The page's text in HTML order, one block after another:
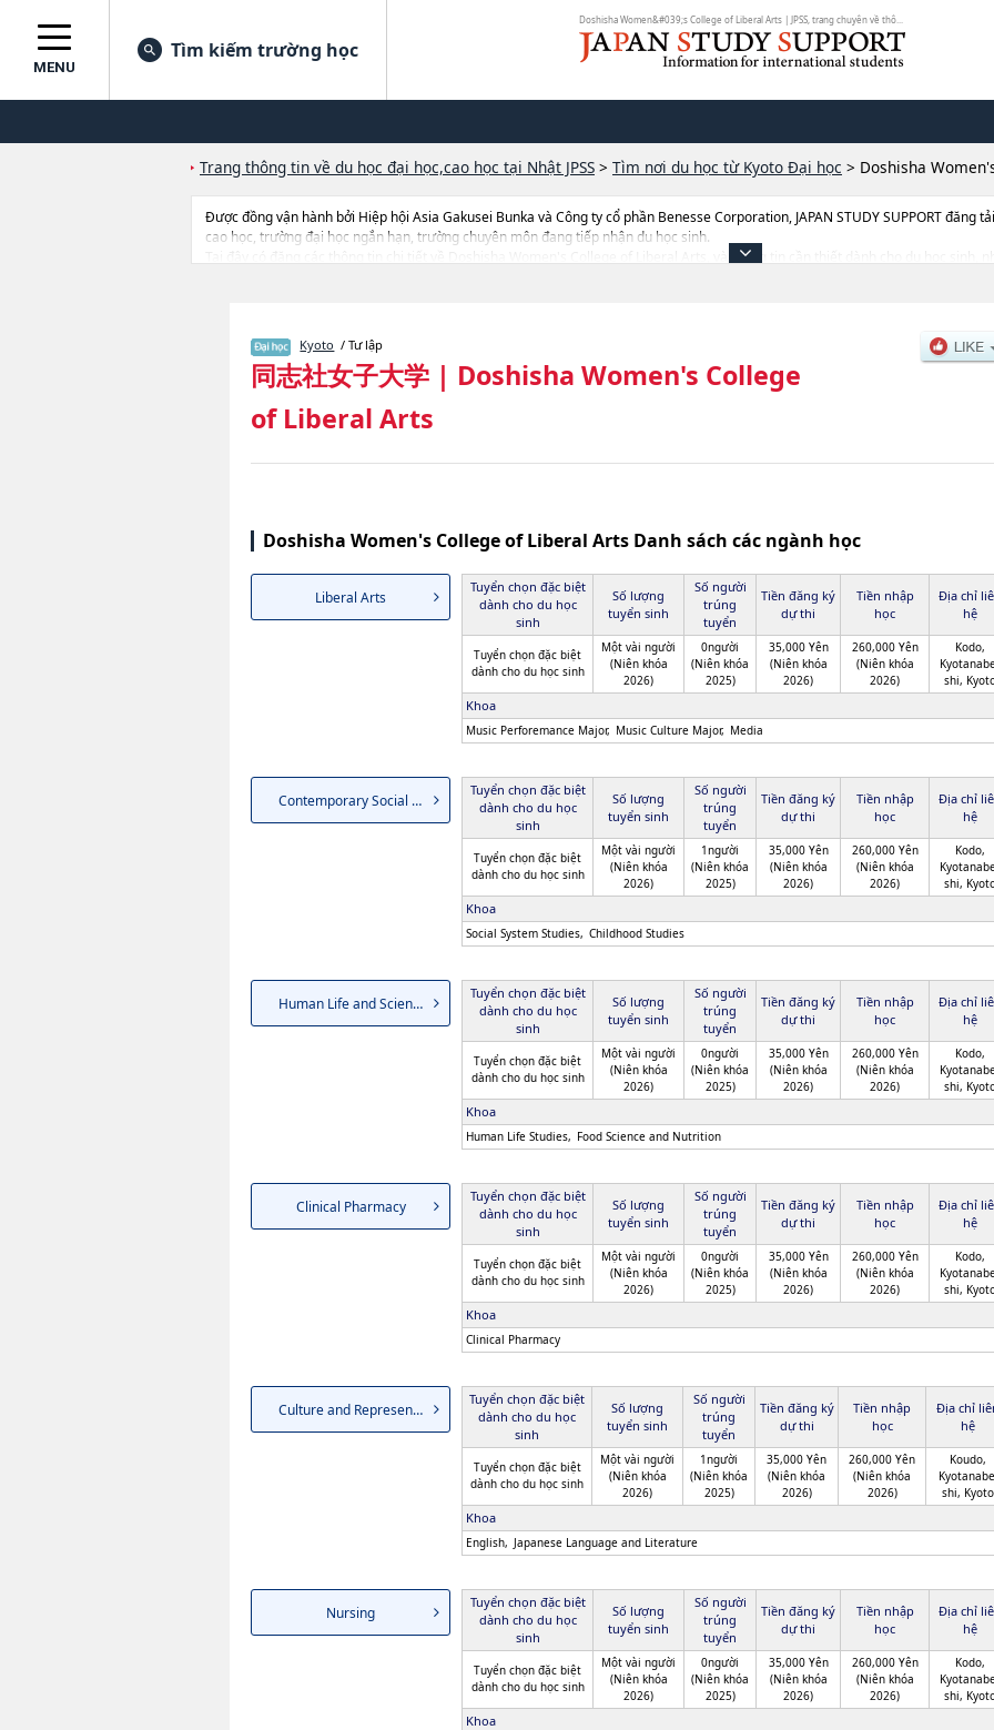
Doshisha Women&#039;s College of Liberal Arts | JPSS, trang chuyên về thô...
MENU
Tìm kiếm trường học
Trang thông tin về du học đại học,cao học tại Nhật JPSS > Tìm nơi du học từ Kyoto Đại học > Doshisha
Được đồng vận hành bởi Hiệp hội Asia Gakusei Bunka và Công ty cổ phần Benesse Corporation, JAPAN STUDY SUPPORT đăng
cao học, trường đại học ngắn hạn, trường chuyên môn đang tiếp nhận du học sinh.
Tại đây có đăng các thông tin chi tiết về Doshisha Women's College of Liberal Arts, và thông tin cần thiết dành cho du học sinh,
Kyoto / Tư lập
同志社女子大学 | Doshisha Women's College
of Liberal Arts
Doshisha Women's College of Liberal Arts Danh sách các ngành học
Liberal Arts
Tuyển chọn đặc biệt
dành cho du học
sinh
Số lượng
tuyển sinh
Số người
trúng
tuyển
Tiền đăng ký
dự thi
Tiền nhập
học
Địa chỉ
hệ
Tuyển chọn đặc biệt
dành cho du học sinh
Một vài người
(Niên khóa
2026)
0người
(Niên khóa
2025)
35,000 Yên
(Niên khóa
2026)
260,000 Yên
(Niên khóa
2026)
Kodo,
shi,
Khoa
Music Perforemance Major Music Culture Major Media
Contemporary Social Studies
Tuyển chọn đặc biệt
dành cho du học
sinh
Số lượng
tuyển sinh
Số người
trúng
tuyển
Tiền đăng ký
dự thi
Tiền nhập
học
Địa chỉ
hệ
Tuyển chọn đặc biệt
dành cho du học sinh
Một vài người
(Niên khóa
2026)
1người
(Niên khóa
2025)
35,000 Yên
(Niên khóa
2026)
260,000 Yên
(Niên khóa
2026)
Kodo,
shi,
Khoa
Social System Studies Childhood Studies
Human Life and Science
Tuyển chọn đặc biệt
dành cho du học
sinh
Số lượng
tuyển sinh
Số người
trúng
tuyển
Tiền đăng ký
dự thi
Tiền nhập
học
Địa chỉ
hệ
Tuyển chọn đặc biệt
dành cho du học sinh
Một vài người
(Niên khóa
2026)
0người
(Niên khóa
2025)
35,000 Yên
(Niên khóa
2026)
260,000 Yên
(Niên khóa
2026)
Kodo,
shi,
Khoa
Human Life Studies Food Science and Nutrition
Clinical Pharmacy
Tuyển chọn đặc biệt
dành cho du học
sinh
Số lượng
tuyển sinh
Số người
trúng
tuyển
Tiền đăng ký
dự thi
Tiền nhập
học
Địa chỉ
hệ
Tuyển chọn đặc biệt
dành cho du học sinh
Một vài người
(Niên khóa
2026)
0người
(Niên khóa
2025)
35,000 Yên
(Niên khóa
2026)
260,000 Yên
(Niên khóa
2026)
Kodo,
shi,
Khoa
Clinical Pharmacy
Culture and Representation
Tuyển chọn đặc biệt
dành cho du học
sinh
Số lượng
tuyển sinh
Số người
trúng
tuyển
Tiền đăng ký
dự thi
Tiền nhập
học
Địa chỉ
hệ
Tuyển chọn đặc biệt
dành cho du học sinh
Một vài người
(Niên khóa
2026)
1người
(Niên khóa
2025)
35,000 Yên
(Niên khóa
2026)
260,000 Yên
(Niên khóa
2026)
Koudo,
shi, Kyoto
Khoa
English Japanese Language and Literature
Nursing
Tuyển chọn đặc biệt
dành cho du học
sinh
Số lượng
tuyển sinh
Số người
trúng
tuyển
Tiền đăng ký
dự thi
Tiền nhập
học
Địa chỉ
hệ
Tuyển chọn đặc biệt
dành cho du học sinh
Một vài người
(Niên khóa
2026)
0người
(Niên khóa
2025)
35,000 Yên
(Niên khóa
2026)
260,000 Yên
(Niên khóa
2026)
Kodo,
shi,
Khoa